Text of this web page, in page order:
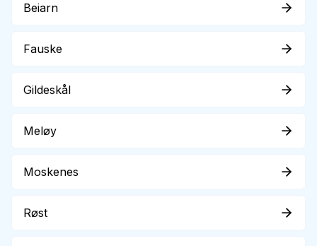
Beiarn
Fauske
Gildeskål
Meløy
Moskenes
Røst